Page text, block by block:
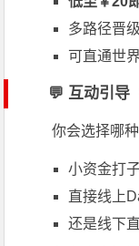
多路径晋
可直通世
💬 互动引导
你会选择哪
小资金打
直接线上
还是线下